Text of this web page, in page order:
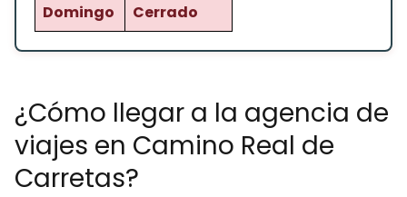
Domingo
Cerrado
¿Cómo llegar a la agencia de
viajes en Camino Real de
Carretas?